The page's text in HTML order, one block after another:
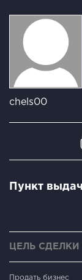
chels00
Пункт
ЦЕЛЬ СДЕЛКИ
Продать бизнес